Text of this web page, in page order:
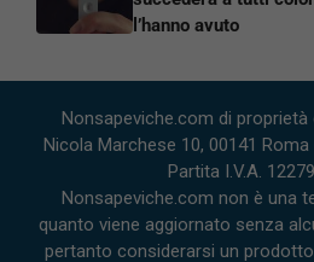
l’hanno avuto
Nonsapeviche.com di proprietà
Nicola Marchese 10, 00141
Partita I.V.A.
Nonsapeviche.com non è una
quanto viene aggiornato senza
pertanto considerarsi un